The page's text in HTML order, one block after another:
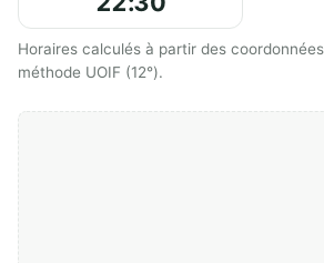
Horaires calculés à partir des
méthode UOIF (12°).